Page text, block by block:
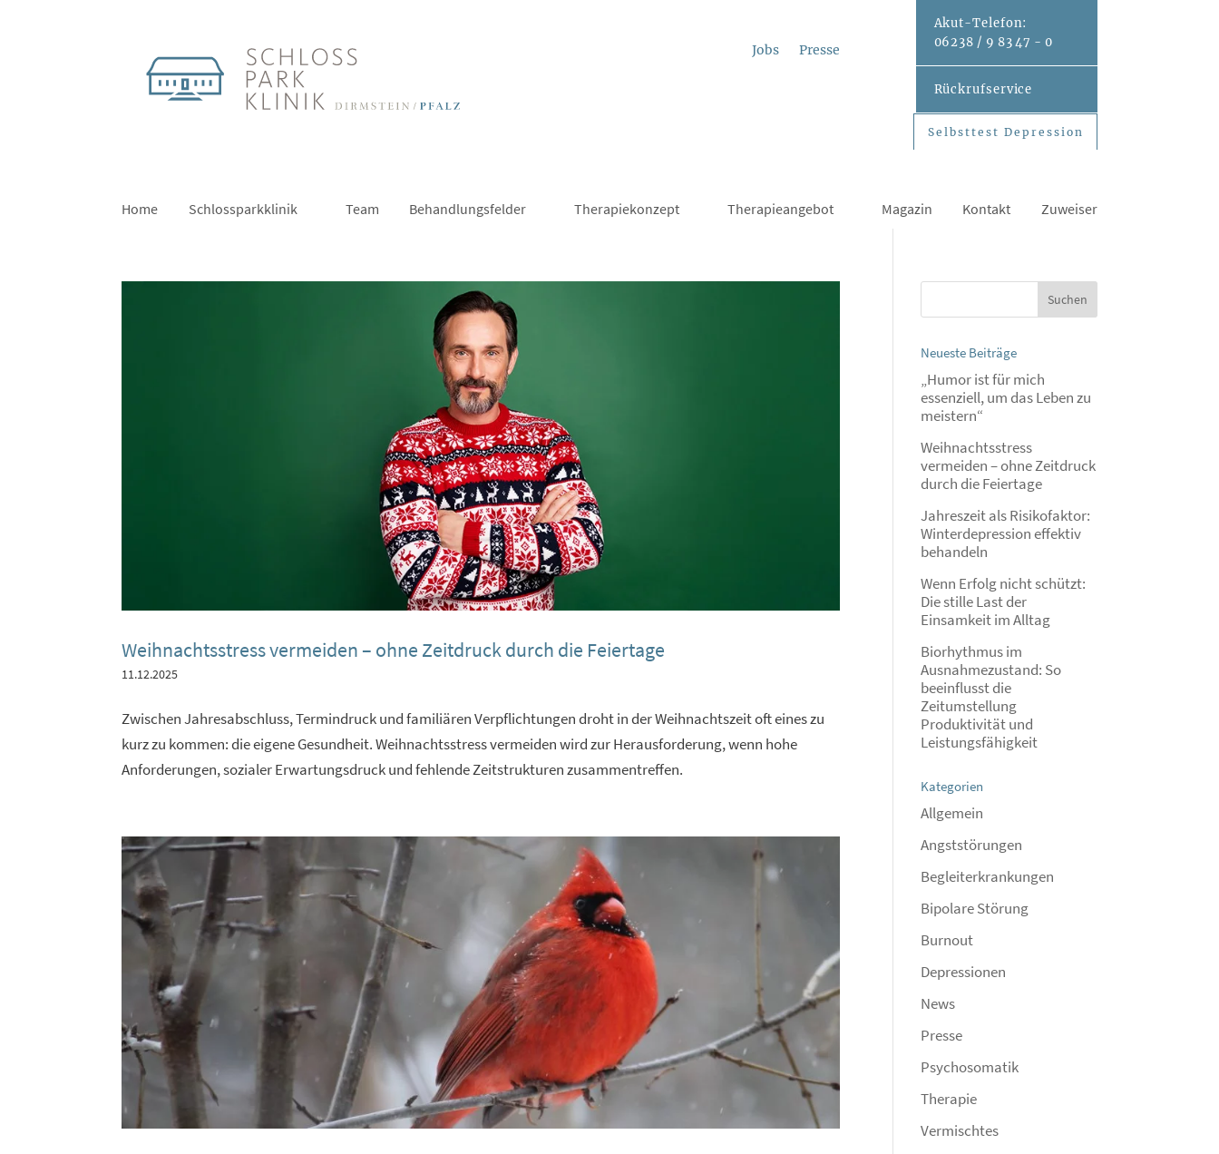
Jobs Presse
Akut-Telefon:
06238 / 9 83 47 - 0
Rückrufservice
Selbsttest Depression
Selbsttest Depression
Home Schlossparkklinik Team Behandlungsfelder Therapiekonzept Therapieangebot Magazin Kontakt Zuweiser
Weihnachtsstress vermeiden – ohne Zeitdruck durch die Feiertage
11.12.2025
Zwischen Jahresabschluss, Termindruck und familiären Verpflichtungen droht in der Weihnachtszeit oft eines zu
kurz zu kommen: die eigene Gesundheit. Weihnachtsstress vermeiden wird zur Herausforderung, wenn hohe
Anforderungen, sozialer Erwartungsdruck und fehlende Zeitstrukturen zusammentreffen.
Neueste Beiträge
„Humor ist für mich
essenziell, um das Leben zu
meistern“
Weihnachtsstress
vermeiden – ohne Zeitdruck
durch die Feiertage
Jahreszeit als Risikofaktor:
Winterdepression effektiv
behandeln
Wenn Erfolg nicht schützt:
Die stille Last der
Einsamkeit im Alltag
Biorhythmus im
Ausnahmezustand: So
beeinflusst die
Zeitumstellung
Produktivität und
Leistungsfähigkeit
Kategorien
Allgemein
Angststörungen
Begleiterkrankungen
Bipolare Störung
Burnout
Depressionen
News
Presse
Psychosomatik
Therapie
Vermischtes